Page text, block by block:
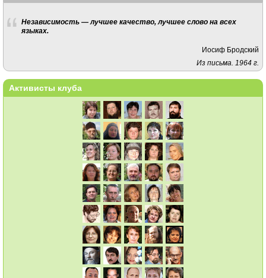
Независимость — лучшее качество, лучшее слово на всех
языках.
Иосиф Бродский
Из письма. 1964 г.
Активисты клуба